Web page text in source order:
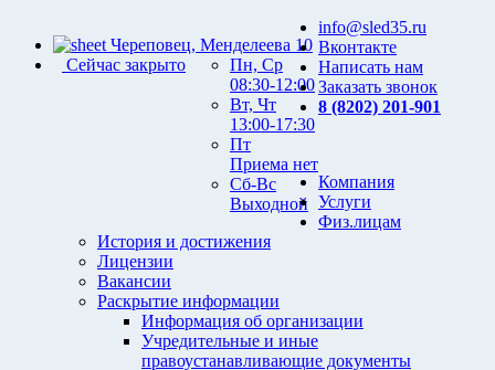
Череповец, Менделеева 10
Сейчас закрыто
Пн, Ср
08:30-12:00
Вт, Чт
13:00-17:30
Пт
Приема нет
Сб-Вс
Выходной
info@sled35.ru
Вконтакте
Написать нам
Заказать звонок
8 (8202) 201-901
Компания
История и достижения
Лицензии
Вакансии
Раскрытие информации
Информация об организации
Учредительные и иные
правоустанавливающие документы
Услуги
Физ.лицам